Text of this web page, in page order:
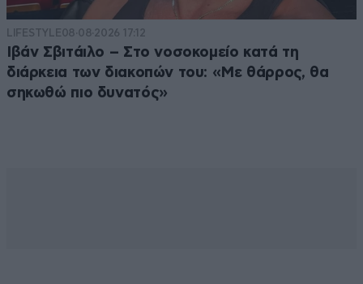
LIFESTYLE08·08·2026 17:12
Ιβάν Σβιτάιλο – Στο νοσοκομείο κατά τη
διάρκεια των διακοπών του: «Με θάρρος, θα
σηκωθώ πιο δυνατός»